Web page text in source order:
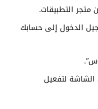
التطبيقات.
الدخول إلى حسابك
الشاشة لتفعيل